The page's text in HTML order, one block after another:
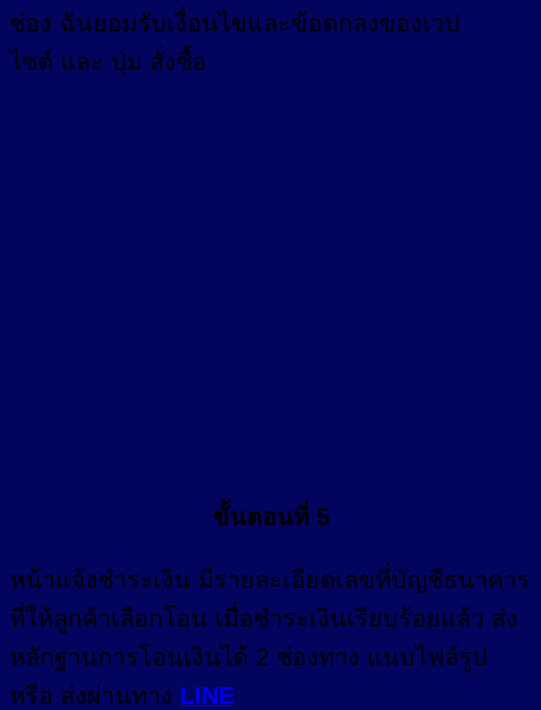
ช่อง ฉันยอมรับเงื่อนไขและข้อตกลงของเวป
ไซต์ และ ปุ่ม สั่งซื้อ
ขั้นตอนที่ 5
หน้าแจ้งชำระเงิน มีรายละเอียดเลขที่บัญชีธนาคาร
ที่ให้ลูกค้าเลือกโอน เมื่อชำระเงินเรียบร้อยแล้ว ส่ง
หลักฐานการโอนเงินได้ 2 ช่องทาง แนบไฟล์รูป
หรือ ส่งผ่านทาง LINE